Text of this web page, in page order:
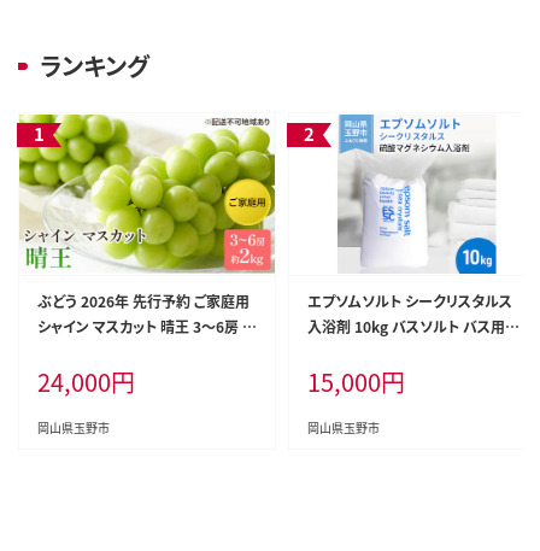
ランキング
ぶどう 2026年 先行予約 ご家庭用
シャイン マスカット 晴王 3～6房 約
ルーツ 果物 太陽 美しい 外観 大粒
高糖度 種なし 皮ごと 弾力 食感 美
味しい
24,000円
岡山県玉野市
エプソムソルト シークリスタルス
入浴剤 10kg バスソルト バス用品
15,000円
岡山県玉野市